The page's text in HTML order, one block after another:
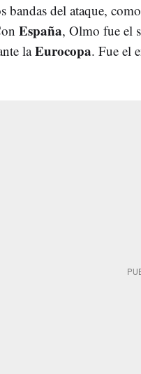
bandas del ataque,
España, Olmo fue el
laEurocopa. Fue el